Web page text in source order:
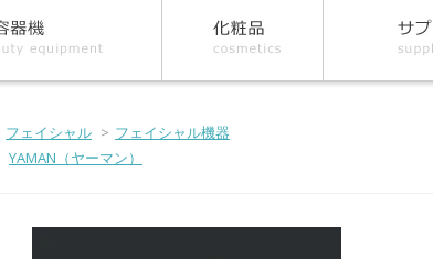
フェイシャル > フェイシャル機器
YAMAN（ヤーマン）